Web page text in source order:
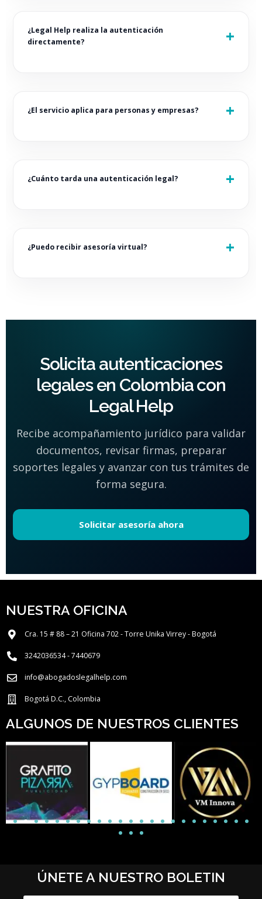
¿Legal Help realiza la autenticación
directamente?
¿El servicio aplica para personas y empresas?
¿Cuánto tarda una autenticación legal?
¿Puedo recibir asesoría virtual?
Solicita autenticaciones
legales en Colombia con
Legal Help
Recibe acompañamiento jurídico para validar
documentos, revisar firmas, preparar
soportes legales y avanzar con tus trámites de
forma segura.
Solicitar asesoría ahora
NUESTRA OFICINA
Cra. 15 # 88 – 21 Oficina 702 - Torre Unika Virrey - Bogotá
3242036534 - 7440679
info@abogadoslegalhelp.com
Bogotá D.C., Colombia
ALGUNOS DE NUESTROS CLIENTES
ÚNETE A NUESTRO BOLETIN